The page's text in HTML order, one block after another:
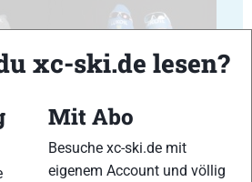
18
xc-ski.de lesen?
Mit Abo
Besuche xc-ski.de mit
eigenem Account und völlig